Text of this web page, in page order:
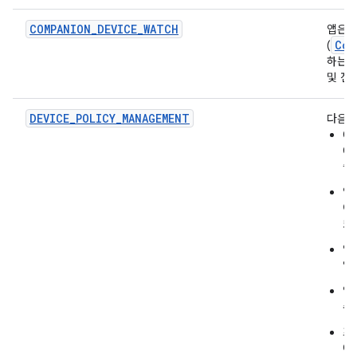
COMPANION_DEVICE_WATCH
앱은
(
하는
및 전
DEVICE_POLICY_MANAGEMENT
다음
습
앱
이
또
앱
업
앱
수
프
에